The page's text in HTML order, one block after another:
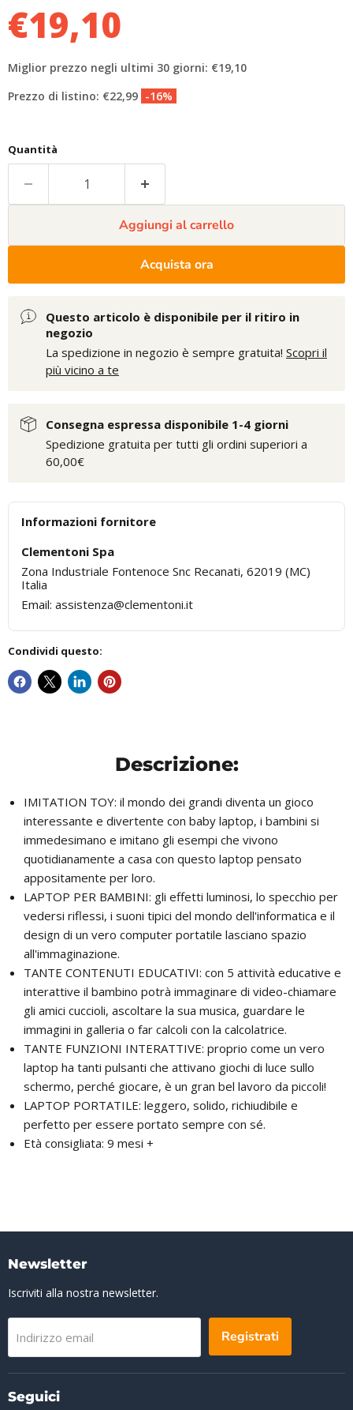
€19,10
Miglior prezzo negli ultimi 30 giorni: €19,10
Prezzo di listino: €22,99 -16%
Quantità
Aggiungi al carrello
Acquista ora
Questo articolo è disponibile per il ritiro in
negozio
La spedizione in negozio è sempre gratuita! Scopri il
più vicino a te
Consegna espressa disponibile 1-4 giorni
Spedizione gratuita per tutti gli ordini superiori a
60,00€
Informazioni fornitore
Clementoni Spa
Zona Industriale Fontenoce Snc Recanati, 62019 (MC)
Italia
Email: assistenza@clementoni.it
Condividi questo:
Descrizione:
IMITATION TOY: il mondo dei grandi diventa un gioco
interessante e divertente con baby laptop, i bambini si
immedesimano e imitano gli esempi che vivono
quotidianamente a casa con questo laptop pensato
appositamente per loro.
LAPTOP PER BAMBINI: gli effetti luminosi, lo specchio per
vedersi riflessi, i suoni tipici del mondo dell'informatica e il
design di un vero computer portatile lasciano spazio
all'immaginazione.
TANTE CONTENUTI EDUCATIVI: con 5 attività educative e
interattive il bambino potrà immaginare di video-chiamare
gli amici cuccioli, ascoltare la sua musica, guardare le
immagini in galleria o far calcoli con la calcolatrice.
TANTE FUNZIONI INTERATTIVE: proprio come un vero
laptop ha tanti pulsanti che attivano giochi di luce sullo
schermo, perché giocare, è un gran bel lavoro da piccoli!
LAPTOP PORTATILE: leggero, solido, richiudibile e
perfetto per essere portato sempre con sé.
Età consigliata: 9 mesi +
Newsletter
Iscriviti alla nostra newsletter.
Indirizzo email Registrati
Seguici